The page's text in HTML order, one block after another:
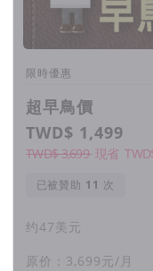
一个
界面
到底，我们
限時優惠
超早鳥價
TWD$ 1,499
TWD$ 3,699 現省
已被贊助 次
约47美元
原价：3,699元/月